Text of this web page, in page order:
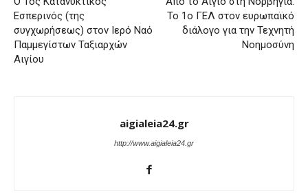
Εσπερινός (της
συγχωρήσεως) στον Ιερό Ναό
Παμμεγίστων Ταξιαρχών
Αιγίου
Το 1ο ΓΕΛ στον ευρωπαϊκό
διάλογο για την Τεχνητή
Νοημοσύνη
aigialeia24.gr
http://www.aigialeia24.gr